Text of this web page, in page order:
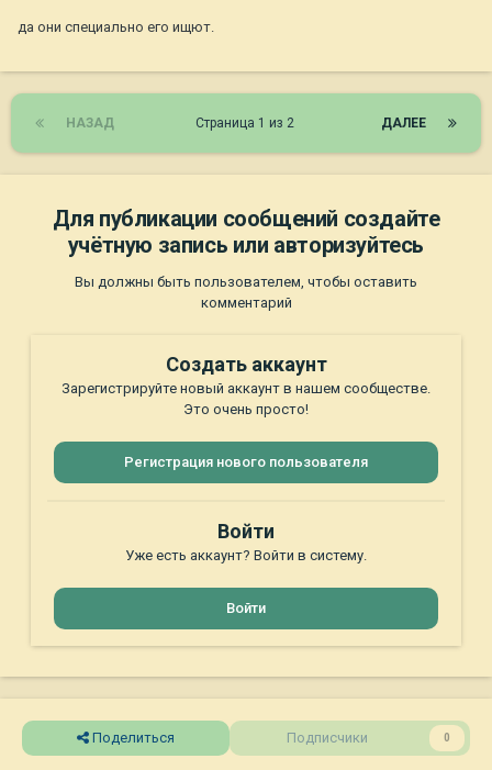
да они специально его ищют.
НАЗАД ДАЛЕЕ
Страница 1 из 2
Для публикации сообщений создайте
учётную запись или авторизуйтесь
Вы должны быть пользователем, чтобы оставить
комментарий
Создать аккаунт
Зарегистрируйте новый аккаунт в нашем сообществе.
Это очень просто!
Регистрация нового пользователя
Войти
Уже есть аккаунт? Войти в систему.
Войти
Поделиться Подписчики 0